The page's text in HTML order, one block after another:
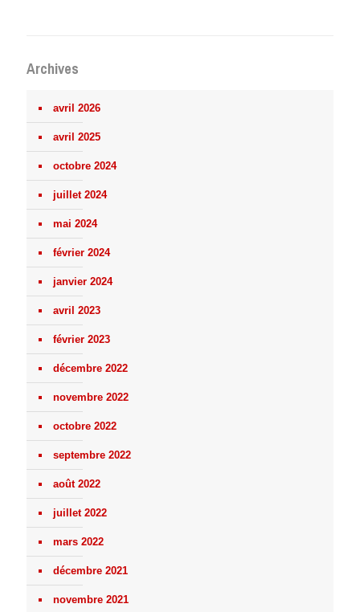
Archives
avril 2026
avril 2025
octobre 2024
juillet 2024
mai 2024
février 2024
janvier 2024
avril 2023
février 2023
décembre 2022
novembre 2022
octobre 2022
septembre 2022
août 2022
juillet 2022
mars 2022
décembre 2021
novembre 2021